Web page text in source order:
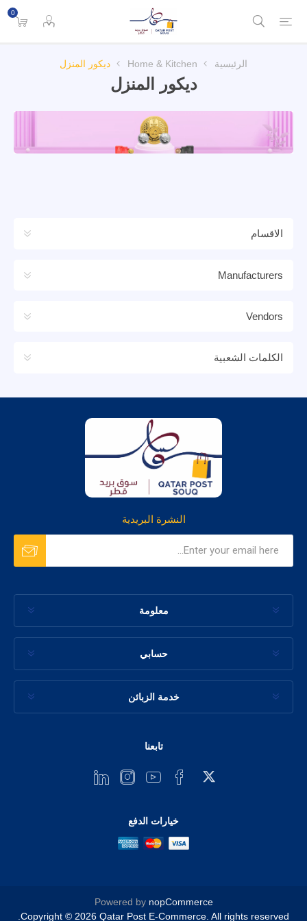
0
الرئيسية Home & Kitchen ديكور المنزل
ديكور المنزل
الاقسام
Manufacturers
Vendors
الكلمات الشعبية
النشرة البريدية
معلومة
حسابي
خدمة الزبائن
تابعنا
خيارات الدفع
Powered by nopCommerce
Copyright © 2026 Qatar Post E-Commerce. All rights reserved.